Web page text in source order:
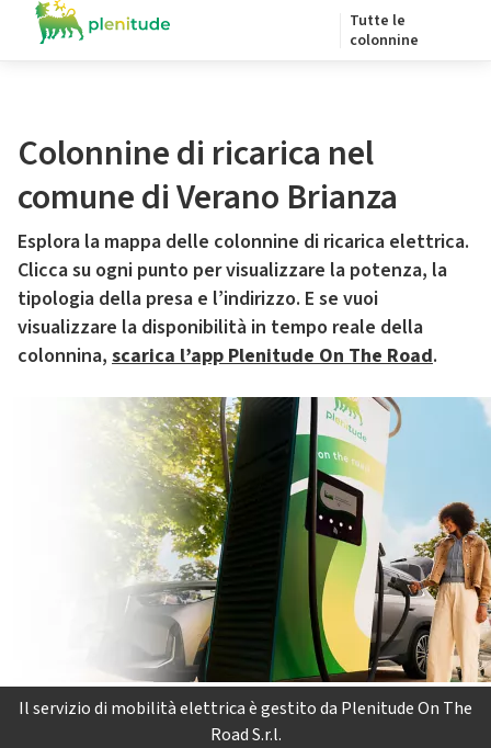
Tutte le
colonnine
Colonnine di ricarica nel
comune di Verano Brianza
Esplora la mappa delle colonnine di ricarica elettrica.
Clicca su ogni punto per visualizzare la potenza, la
tipologia della presa e l’indirizzo. E se vuoi
visualizzare la disponibilità in tempo reale della
colonnina, scarica l’app Plenitude On The Road.
Il servizio di mobilità elettrica è gestito da Plenitude On The
Road S.r.l.